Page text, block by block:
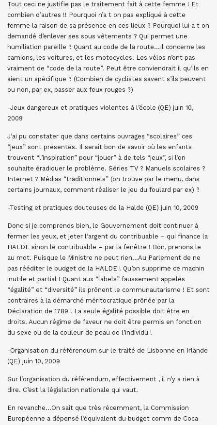
Tout ceci ne justifie pas le traitement fait à cette femme ! Et
combien d’autres !! Pourquoi n’a t on pas expliqué à cette
femme la raison de sa présence en ces lieux ? Pourquoi lui a t on
demandé d’enlever ses sous vêtements ? Qui permet une
humiliation pareille ? Quant au code de la route…Il concerne les
camions, les voitures, et les motocycles. Les vélos n’ont pas
vraiment de “code de la route”. Peut être conviendrait il qu’ils en
aient un spécifique ? (Combien de cyclistes savent s’ils peuvent
ou non, par ex, passer aux feux rouges ?)
-Jeux dangereux et pratiques violentes à l’école (QE) juin 10,
2009
J’ai pu constater que dans certains ouvrages “scolaires” ces
“jeux” sont présentés. Il serait bon de savoir où les enfants
trouvent “l’inspiration” pour “jouer” à de tels “jeux”, si l’on
souhaite éradiquer le problème. Séries TV ? Manuels scolaires ?
Internet ? Médias “traditionnels” (on trouve par le menu, dans
certains journaux, comment réaliser le jeu du foulard par ex) ?
-Testing et pratiques douteuses de la Halde (QE) juin 10, 2009
Donc si je comprends bien, le Gouvernement doit continuer à
fermer les yeux, et jeter l’argent du contribuable – qui finance la
HALDE sinon le contribuable – par la fenêtre ! Bon, prenons le
au mot. Puisque le Ministre ne peut rien…Au Parlement de ne
pas rééditer le budget de la HALDE ! Qu’on supprime ce machin
inutile et partial ! Quant aux “labels” faussement appelés
“égalité” et “diversité” ils prônent le communautarisme ! Et sont
contraires à la démarché méritocratique prônée par la
Déclaration de 1789 ! La seule égalité possible doit être en
droits. Aucun régime de faveur ne doit être permis en fonction
du sexe ou de la couleur de peau de l’individu !
-Organisation du référendum sur le traité de Lisbonne en Irlande
(QE) juin 10, 2009
Sur l’organisation du référendum, effectivement , il n’y a rien à
dire. C’est la législation nationale qui vaut.
En revanche…On sait que très récemment, la Commission
Européenne a dépensé l’équivalent du budget comm de Coca